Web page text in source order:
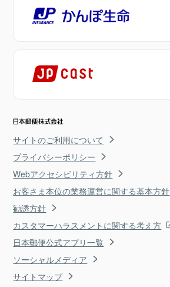
サイトのご利用について
プライバシーポリシー
Webアクセシビリティ方針
お客さま本位の業務運営に関する基本方針
勧誘方針
カスタマーハラスメントに関する考え方
日本郵便公式アプリ一覧
ソーシャルメディア
サイトマップ